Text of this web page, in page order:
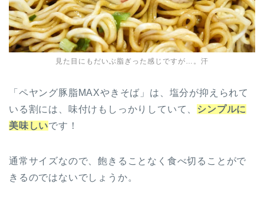
見た目にもだいぶ脂ぎった感じですが…。汗
「ペヤング豚脂MAXやきそば」は、塩分が抑えられて
いる割には、味付けもしっかりしていて、
シンプルに
美味しいです！
通常サイズなので、飽きることなく食べ切ることがで
きるのではないでしょうか。